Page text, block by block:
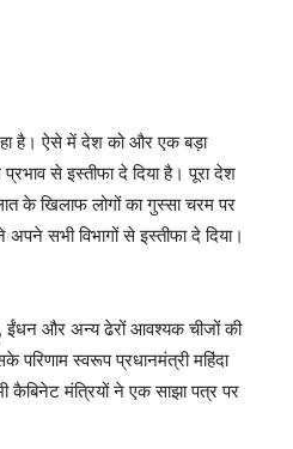
है। ऐसे में देश को और एक बड़ा
से इस्तीफा दे दिया है। पूरा देश
के खिलाफ लोगों का गुस्सा चरम पर
सभी विभागों से इस्तीफा दे दिया।
ईंधन और अन्य ढेरों आवश्यक चीजों की
परिणाम स्वरूप प्रधानमंत्री महिंदा
कैबिनेट मंत्रियों ने एक साझा पत्र पर